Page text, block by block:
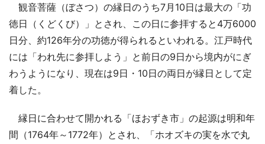
観音菩薩（ぼさつ）の縁日のうち7月10日は最大の「功
徳日（くどくび）」とされ、この日に参拝すると4万6000
日分、約126年分の功徳が得られるといわれる。江戸時代
には「われ先に参拝しよう」と前日の9日から境内がにぎ
わうようになり、現在は9日・10日の両日が縁日として定
着した。
縁日に合わせて開かれる「ほおずき市」の起源は明和年
間（1764年～1772年）とされ、「ホオズキの実を水で丸